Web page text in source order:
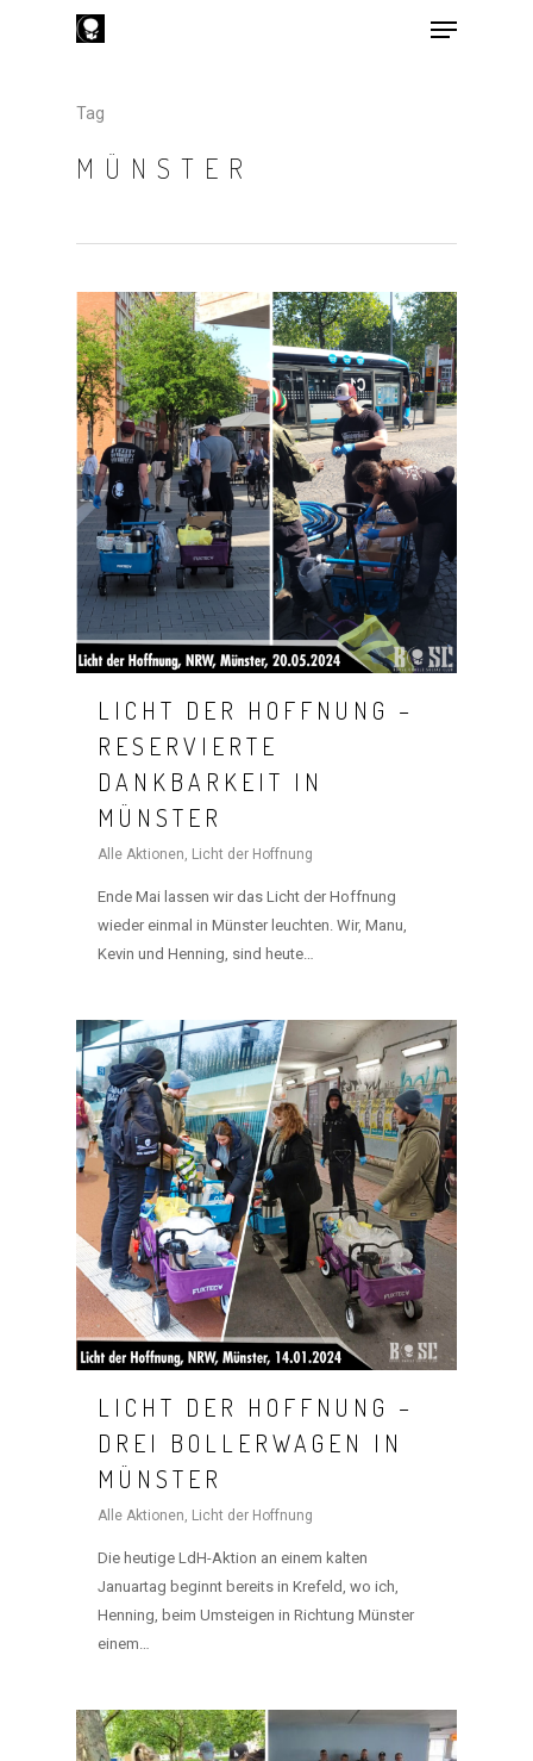
Tag
MÜNSTER
LICHT DER HOFFNUNG –
RESERVIERTE
DANKBARKEIT IN
MÜNSTER
Alle Aktionen, Licht der Hoffnung
Ende Mai lassen wir das Licht der Hoffnung
wieder einmal in Münster leuchten. Wir, Manu,
Kevin und Henning, sind heute…
LICHT DER HOFFNUNG –
DREI BOLLERWAGEN IN
MÜNSTER
Alle Aktionen Licht der Hoffnung
Die heutige LdH-Aktion an einem kalten
Januartag beginnt bereits in Krefeld, wo ich,
Henning, beim Umsteigen in Richtung Münster
einem…